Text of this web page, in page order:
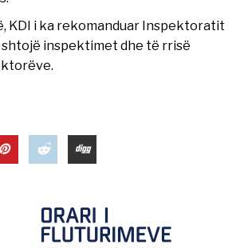
KDI i ka rekomanduar Inspektoratit
shtojë inspektimet dhe të rrisë